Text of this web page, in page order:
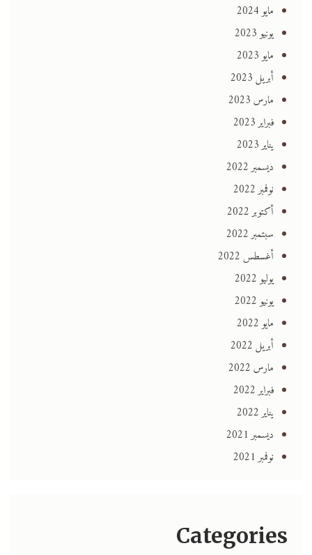
مايو 2024
يونيو 2023
مايو 2023
أبريل 2023
مارس 2023
فبراير 2023
يناير 2023
ديسمبر 2022
نوفمبر 2022
أكتوبر 2022
سبتمبر 2022
أغسطس 2022
يوليو 2022
يونيو 2022
مايو 2022
أبريل 2022
مارس 2022
فبراير 2022
يناير 2022
ديسمبر 2021
نوفمبر 2021
Categories